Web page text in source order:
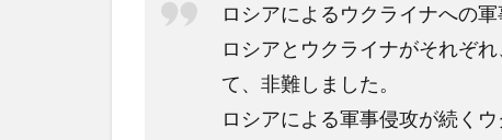
ロシアによるウクライナへの
ロシアとウクライナがそれぞ
て、非難しました。
ロシアによる軍事侵攻が続く